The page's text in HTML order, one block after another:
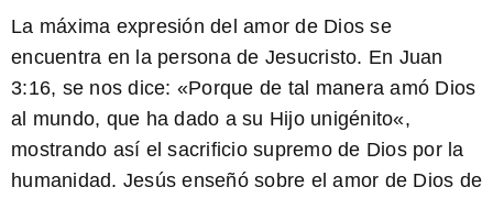
La máxima expresión del amor de Dios se
encuentra en la persona de Jesucristo. En Juan
3:16, se nos dice: «Porque de tal manera amó Dios
al mundo, que ha dado a su Hijo unigénito«,
mostrando así el sacrificio supremo de Dios por la
humanidad. Jesús enseñó sobre el amor de Dios de